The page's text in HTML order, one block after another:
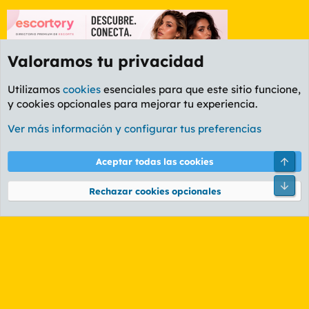
Foro General
Cookies
PL OLDSTYLE AMARILLO
Términos y reglas Política de privacidad Ayuda
Community platform by XenForo® © 2010-2026 XenForo Ltd.
Valoramos tu privacidad
Utilizamos cookies esenciales para que este sitio funcione,
y cookies opcionales para mejorar tu experiencia.
Ver más información y configurar tus preferencias
Aceptar todas las cookies
Rechazar cookies opcionales
Pie